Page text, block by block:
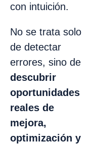
con intuición.
No se trata solo
de detectar
errores, sino de
descubrir
oportunidades
reales de
mejora,
optimización y